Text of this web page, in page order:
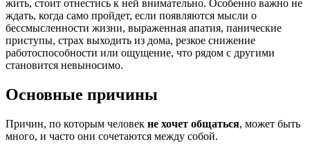
жить, стоит отнестись к ней внимательно. Особенно важно не
ждать, когда само пройдет, если появляются мысли о
бессмысленности жизни, выраженная апатия, панические
приступы, страх выходить из дома, резкое снижение
работоспособности или ощущение, что рядом с другими
становится невыносимо.
Основные причины
Причин, по которым человек не хочет общаться, может быть
много, и часто они сочетаются между собой.